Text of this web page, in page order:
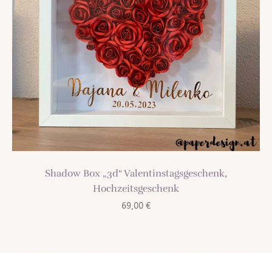
Shadow Box „3d“ Valentinstagsgeschenk,
Hochzeitsgeschenk
69,00 €